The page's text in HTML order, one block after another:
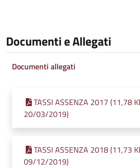
Documenti e Allegati
Documenti allegati
TASSI ASSENZA 2017 (11,78
20/03/2019)
TASSI ASSENZA 2018 (11,73
09/12/2019)